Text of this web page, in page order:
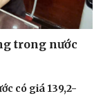
trong nước
có giá 139,2-